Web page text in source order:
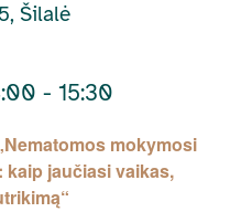
Šilalė
mokymosi
jaučiasi vaikas,
- 15:30